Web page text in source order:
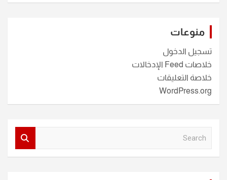
منوعات
تسجيل الدخول
خلاصات Feed الإدخالات
خلاصة التعليقات
WordPress.org